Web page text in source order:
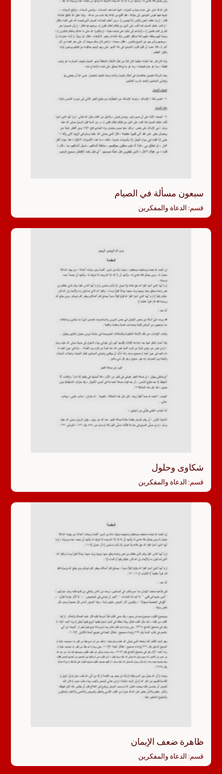
سبعون مسألة في الصيام
قسم: الدعاة والمفكرين
شكاوى وحلول
قسم: الدعاة والمفكرين
ظاهرة ضعف الإيمان
قسم: الدعاة والمفكرين